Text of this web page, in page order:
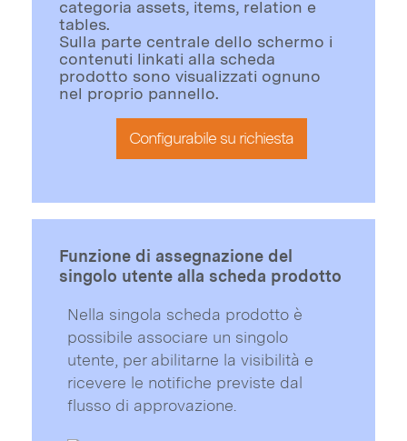
categoria assets, items, relation e
tables.
Sulla parte centrale dello schermo i
contenuti linkati alla scheda
prodotto sono visualizzati ognuno
nel proprio pannello.
Configurabile su richiesta
Funzione di assegnazione del
singolo utente alla scheda prodotto
Nella singola scheda prodotto è
possibile associare un singolo
utente, per abilitarne la visibilità e
ricevere le notifiche previste dal
flusso di approvazione.